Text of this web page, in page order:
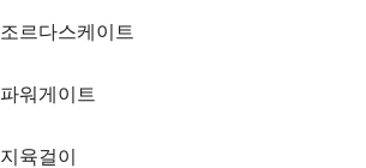
조르다스케이트
파워게이트
지육걸이